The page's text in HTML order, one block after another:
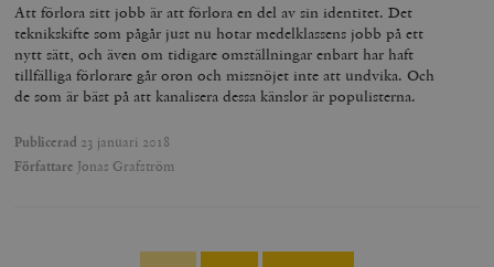
Att förlora sitt jobb är att förlora en del av sin identitet. Det
teknikskifte som pågår just nu hotar medelklassens jobb på ett
nytt sätt, och även om tidigare omställningar enbart har haft
tillfälliga förlorare går oron och missnöjet inte att undvika. Och
de som är bäst på att kanalisera dessa känslor är populisterna.
Publicerad 23 januari 2018
Författare Jonas Grafström